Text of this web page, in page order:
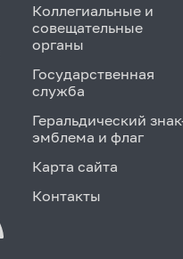
Коллегиальные и
совещательные
органы
Государственная
служба
Геральдический
эмблема и флаг
Карта сайта
Контакты